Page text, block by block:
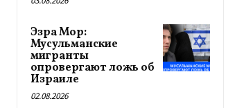
Эзра Мор:
Мусульманские
мигранты
опровергают ложь об
Израиле
02.08.2026